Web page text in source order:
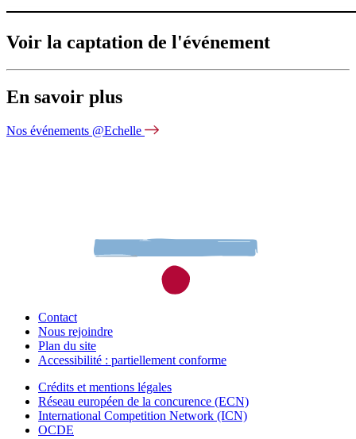
Voir la captation de l'événement
En savoir plus
Nos événements @Echelle
Contact
Nous rejoindre
Plan du site
Accessibilité : partiellement conforme
Crédits et mentions légales
Réseau européen de la concurence (ECN)
International Competition Network (ICN)
OCDE